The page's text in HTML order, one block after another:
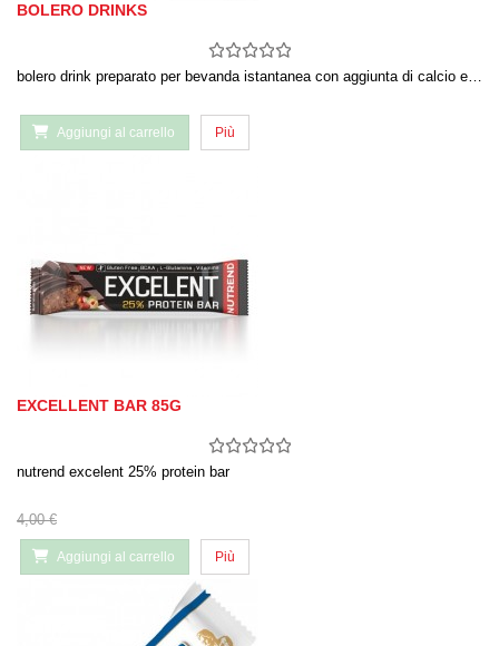
BOLERO DRINKS
bolero drink preparato per bevanda istantanea con aggiunta di calcio e…
Aggiungi al carrello Più
EXCELLENT BAR 85G
nutrend excelent 25% protein bar
4,00 €
Aggiungi al carrello Più